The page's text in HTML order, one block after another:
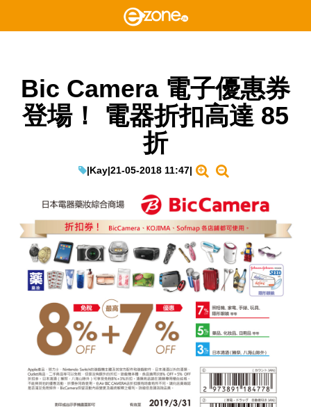
Bic Camera 電子優惠券
登場！ 電器折扣高達 85
折
|Kay|21-05-2018 11:47|